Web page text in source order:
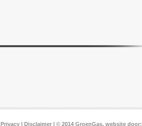
Privacy | Disclaimer | © 2014 GroenGas, website door: